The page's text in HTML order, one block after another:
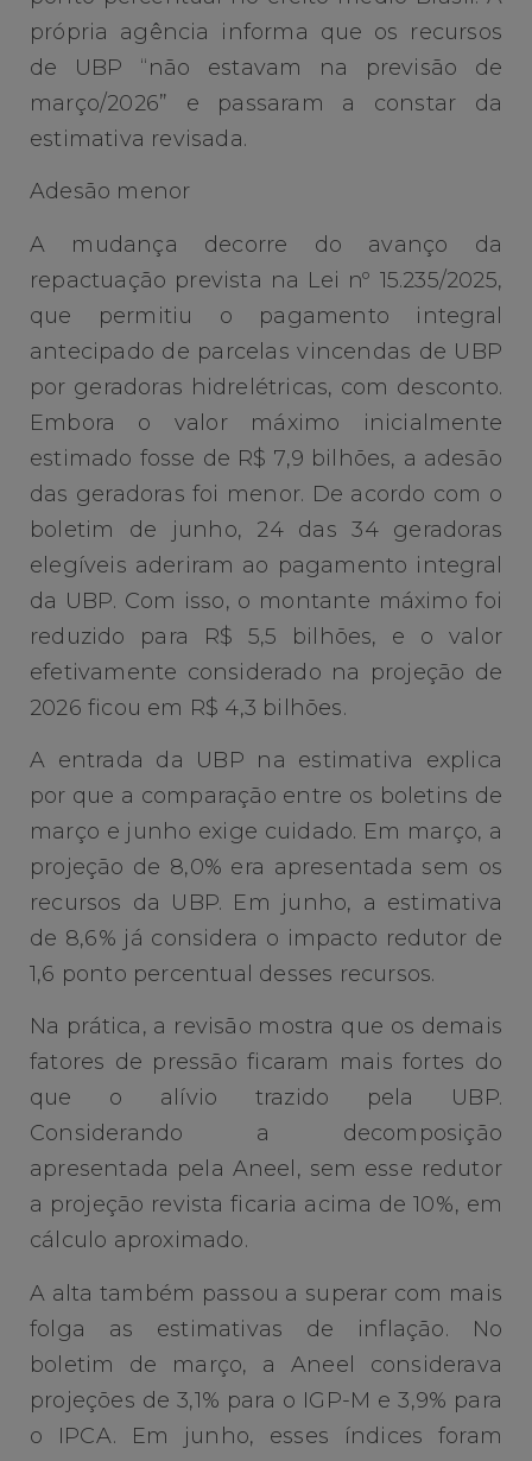
própria agência informa que os recursos
de UBP “não estavam na previsão de
março/2026” e passaram a constar da
estimativa revisada.
Adesão menor
A mudança decorre do avanço da
repactuação prevista na Lei nº 15.235/2025,
que permitiu o pagamento integral
antecipado de parcelas vincendas de UBP
por geradoras hidrelétricas, com desconto.
Embora o valor máximo inicialmente
estimado fosse de R$ 7,9 bilhões, a adesão
das geradoras foi menor. De acordo com o
boletim de junho, 24 das 34 geradoras
elegíveis aderiram ao pagamento integral
da UBP. Com isso, o montante máximo foi
reduzido para R$ 5,5 bilhões, e o valor
efetivamente considerado na projeção de
2026 ficou em R$ 4,3 bilhões.
A entrada da UBP na estimativa explica
por que a comparação entre os boletins de
março e junho exige cuidado. Em março, a
projeção de 8,0% era apresentada sem os
recursos da UBP. Em junho, a estimativa
de 8,6% já considera o impacto redutor de
1,6 ponto percentual desses recursos.
Na prática, a revisão mostra que os demais
fatores de pressão ficaram mais fortes do
que o alívio trazido pela UBP.
Considerando a decomposição
apresentada pela Aneel, sem esse redutor
a projeção revista ficaria acima de 10%, em
cálculo aproximado.
A alta também passou a superar com mais
folga as estimativas de inflação. No
boletim de março, a Aneel considerava
projeções de 3,1% para o IGP-M e 3,9% para
o IPCA. Em junho, esses índices foram